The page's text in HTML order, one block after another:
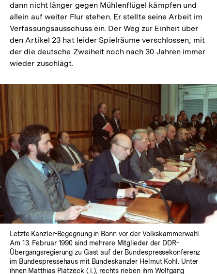
dann nicht länger gegen Mühlenflügel kämpfen und
allein auf weiter Flur stehen. Er stellte seine Arbeit im
Verfassungsausschuss ein. Der Weg zur Einheit über
den Artikel 23 hat leider Spielräume verschlossen, mit
der die deutsche Zweiheit noch nach 30 Jahren immer
wieder zuschlägt.
Letzte Kanzler-Begegnung in Bonn vor der Volkskammerwahl.
Am 13. Februar 1990 sind mehrere Mitglieder der DDR-
Übergangsregierung zu Gast auf der Bundespressekonferenz
im Bundespressehaus mit Bundeskanzler Helmut Kohl. Unter
ihnen Matthias Platzeck ( l.), rechts neben ihm Wolfgang